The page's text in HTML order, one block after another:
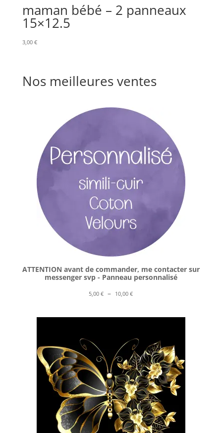
maman bébé – 2 panneaux
15×12.5
3,00 €
Nos meilleures ventes
ATTENTION avant de commander, me contacter sur
messenger svp - Panneau personnalisé
5,00€ – 10,00€Plage
prix :
à
10,00 €